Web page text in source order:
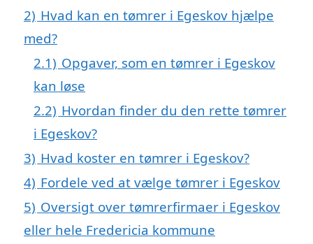
2) Hvad kan en tømrer i Egeskov hjælpe
med?
2.1) Opgaver, som en tømrer i Egeskov
kan løse
2.2) Hvordan finder du den rette tømrer
i Egeskov?
3) Hvad koster en tømrer i Egeskov?
4) Fordele ved at vælge tømrer i Egeskov
5) Oversigt over tømrerfirmaer i Egeskov
eller hele Fredericia kommune